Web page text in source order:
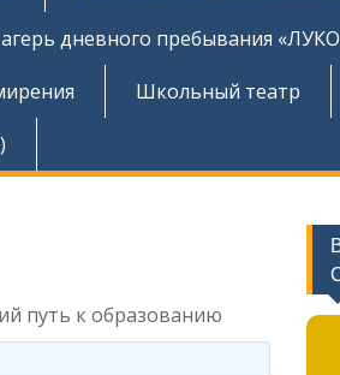
дневного пребывания
Школьный театр
путь к образованию